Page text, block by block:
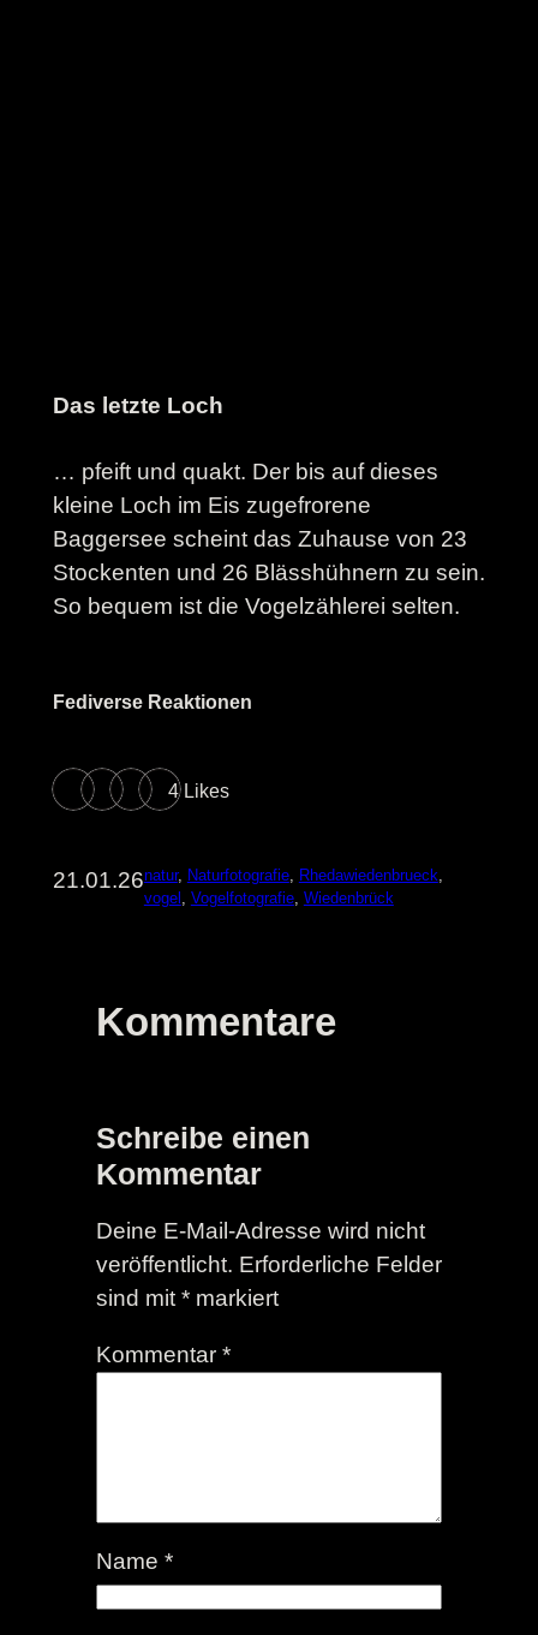
Das letzte Loch
… pfeift und quakt. Der bis auf dieses
kleine Loch im Eis zugefrorene
Baggersee scheint das Zuhause von 23
Stockenten und 26 Blässhühnern zu sein.
So bequem ist die Vogelzählerei selten.
Fediverse Reaktionen
4 Likes
21.01.26natur, Naturfotografie, Rhedawiedenbrueck
vogel Vogelfotografie, Wiedenbrück
Kommentare
Schreibe einen
Kommentar
Deine E-Mail-Adresse wird nicht
veröffentlicht. Erforderliche Felder
sind mit *markiert
Kommentar *
Name *